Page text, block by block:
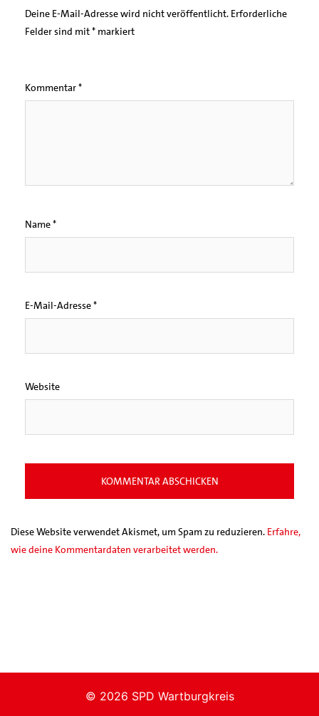
Deine E-Mail-Adresse wird nicht veröffentlicht. Erforderliche
Felder sind mit* markiert
Kommentar*
Name*
E-Mail-Adresse*
Website
Diese Website verwendet Akismet, um Spam zu reduzieren. Erfahre,
wie deine Kommentardaten verarbeitet werden.
© 2026 SPD Wartburgkreis